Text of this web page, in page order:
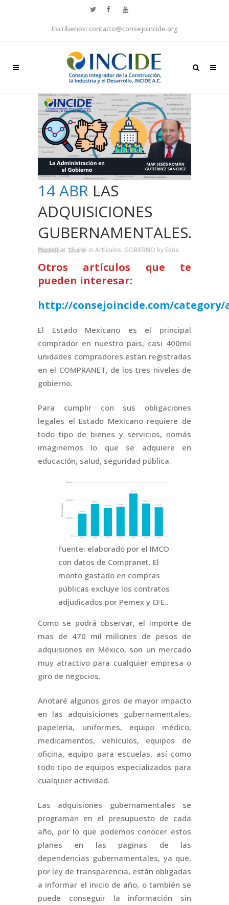
Escríbenos: contacto@consejoincide.org
14 ABR LAS
ADQUISICIONES
GUBERNAMENTALES.
Posted at 15:41h in Artículos, GOBIERNO by
Edna Elizalde Share
Otros artículos que te
pueden interesar:
http://consejoincide.com/
El Estado Mexicano es el principal
comprador en nuestro pais, casi 400mil
unidades compradores estan registradas
en el COMPRANET, de los tres niveles de
gobierno.
Para cumplir con sus obligaciones
legales el Estado Mexicano requiere de
todo tipo de bienes y servicios, nomás
imaginemos lo que se adquiere en
educación, salud, seguridad pública.
Fuente: elaborado por el IMCO
con datos de Compranet. El
monto gastado en compras
públicas excluye los contratos
adjudicados por Pemex y CFE..
Como se podrá observar, el importe de
mas de 470 mil millones de pesos de
adquisiones en México, son un mercado
muy atractivo para cualquier empresa o
giro de negocios.
Anotaré algunos giros de mayor impacto
en las adquisiciones gubernamentales,
papelería, uniformes, equipo médico,
medicamentos, vehículos, equipos de
oficina, equipo para escuelas, así como
todo tipo de equipos especializados para
cualquier actividad.
Las adquisiones gubernamentales se
programan en el presupuesto de cada
año, por lo que podemos conocer estos
planes en las paginas de las
dependencias gubernamentales, ya que,
por ley de transparencia, están obligadas
a informar el inicio de año, o también se
puede conseguir la información sin